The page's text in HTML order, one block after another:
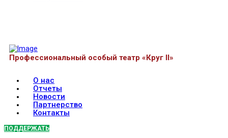
Профессиональный особый театр «Круг II»
О нас
Отчеты
Новости
Партнерство
Контакты
ПОДДЕРЖАТЬ